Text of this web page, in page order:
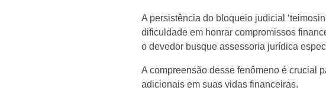
A persistência do bloqueio judicial
dificuldade em honrar compromissos
o devedor busque assessoria jurídica
A compreensão desse fenômeno é crucial
adicionais em suas vidas financeiras.